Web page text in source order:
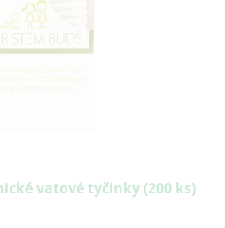
vatové tyčinky (200 ks)